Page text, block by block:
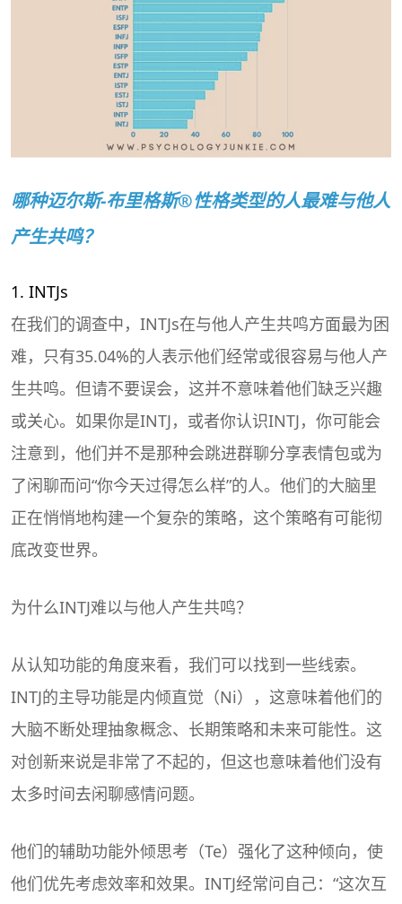
哪种迈尔斯-布里格斯®性格类型的人最难与他人
产生共鸣？
1. INTJs
在我们的调查中，INTJs在与他人产生共鸣方面最为困
难，只有35.04%的人表示他们经常或很容易与他人产
生共鸣。但请不要误会，这并不意味着他们缺乏兴趣
或关心。如果你是INTJ，或者你认识INTJ，你可能会
注意到，他们并不是那种会跳进群聊分享表情包或为
了闲聊而问“你今天过得怎么样”的人。他们的大脑里
正在悄悄地构建一个复杂的策略，这个策略有可能彻
底改变世界。
为什么INTJ难以与他人产生共鸣？
从认知功能的角度来看，我们可以找到一些线索。
INTJ的主导功能是内倾直觉（Ni），这意味着他们的
大脑不断处理抽象概念、长期策略和未来可能性。这
对创新来说是非常了不起的，但这也意味着他们没有
太多时间去闲聊感情问题。
他们的辅助功能外倾思考（Te）强化了这种倾向，使
他们优先考虑效率和效果。INTJ经常问自己：“这次互